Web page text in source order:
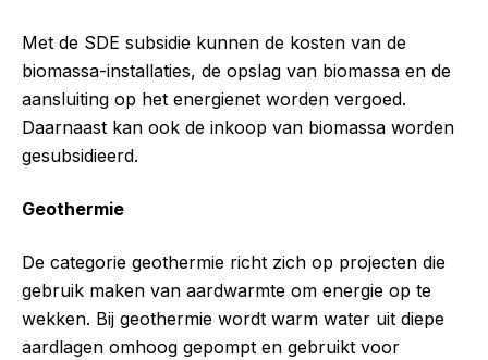
Met de SDE subsidie kunnen de kosten van de
biomassa-installaties, de opslag van biomassa en de
aansluiting op het energienet worden vergoed.
Daarnaast kan ook de inkoop van biomassa worden
gesubsidieerd.
Geothermie
De categorie geothermie richt zich op projecten die
gebruik maken van aardwarmte om energie op te
wekken. Bij geothermie wordt warm water uit diepe
aardlagen omhoog gepompt en gebruikt voor